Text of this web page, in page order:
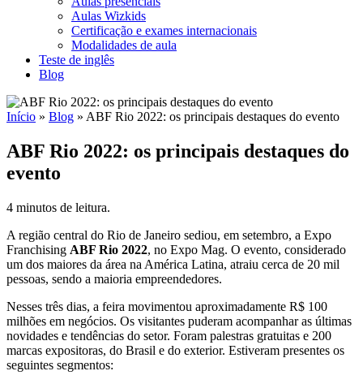
Aulas Wizkids
Certificação e exames internacionais
Modalidades de aula
Teste de inglês
Blog
Início » Blog » ABF Rio 2022: os principais destaques do evento
ABF Rio 2022: os principais destaques do
evento
4 minutos de leitura.
A região central do Rio de Janeiro sediou, em setembro, a Expo
Franchising ABF Rio 2022, no Expo Mag. O evento, considerado
um dos maiores da área na América Latina, atraiu cerca de 20 mil
pessoas, sendo a maioria empreendedores.
Nesses três dias, a feira movimentou aproximadamente R$ 100
milhões em negócios. Os visitantes puderam acompanhar as últimas
novidades e tendências do setor. Foram palestras gratuitas e 200
marcas expositoras, do Brasil e do exterior. Estiveram presentes os
seguintes segmentos: